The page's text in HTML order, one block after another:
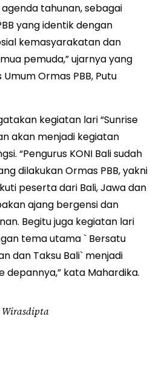
tahunan, sebagai
yang identik dengan
kemasyarakatan dan
pemuda,” ujarnya yang
Ormas PBB, Putu
kegiatan lari “Sunrise
akan menjadi kegiatan
“Pengurus KONI Bali sudah
dilakukan Ormas PBB, yakni
peserta dari Bali, Jawa dan
ajang bergensi dan
Begitu juga kegiatan lari
tema utama ` Bersatu
dan Taksu Bali` menjadi
depannya,” kata Mahardika.